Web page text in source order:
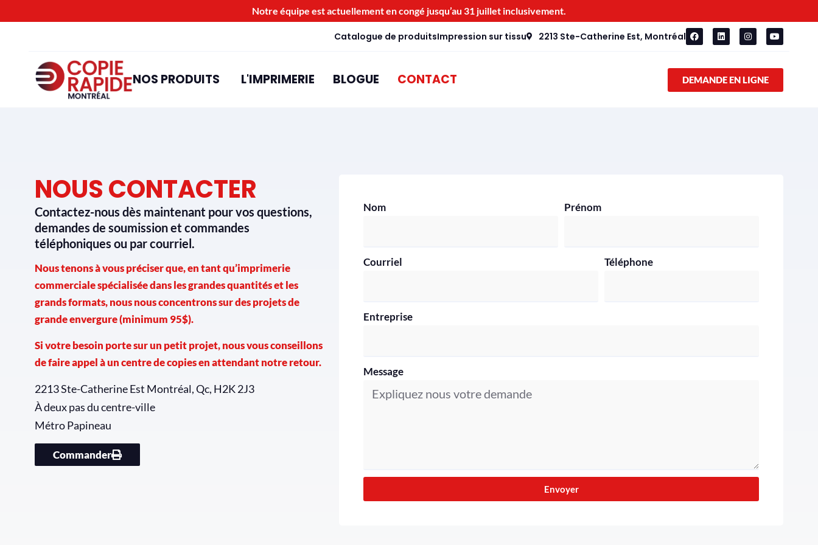
Notre équipe est actuellement en congé jusqu’au 31 juillet inclusivement.
Catalogue de produitsImpression sur tissu 2213 Ste-Catherine Est, Montréal
NOS PRODUITS L'IMPRIMERIE BLOGUE CONTACT DEMANDE EN LIGNE
NOUS CONTACTER
Contactez-nous dès maintenant pour vos questions,
demandes de soumission et commandes
téléphoniques ou par courriel.
Nous tenons à vous préciser que, en tant qu’imprimerie
commerciale spécialisée dans les grandes quantités et les
grands formats, nous nous concentrons sur des projets de
grande envergure (minimum 95$).
Si votre besoin porte sur un petit projet, nous vous conseillons
de faire appel à un centre de copies en attendant notre retour.
2213 Ste-Catherine Est Montréal, Qc, H2K 2J3
À deux pas du centre-ville
Métro Papineau
Commander
Nom Prénom
Courriel Téléphone
Entreprise
Message
Envoyer